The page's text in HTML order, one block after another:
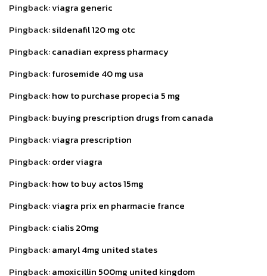
Pingback:viagra generic
Pingback:sildenafil 120 mg otc
Pingback:canadian express pharmacy
Pingback:furosemide 40 mg usa
Pingback:how to purchase propecia 5 mg
Pingback:buying prescription drugs from canada
Pingback:viagra prescription
Pingback:order viagra
Pingback:how to buy actos 15mg
Pingback:viagra prix en pharmacie france
Pingback:cialis 20mg
Pingback:amaryl 4mg united states
Pingback:amoxicillin 500mg united kingdom